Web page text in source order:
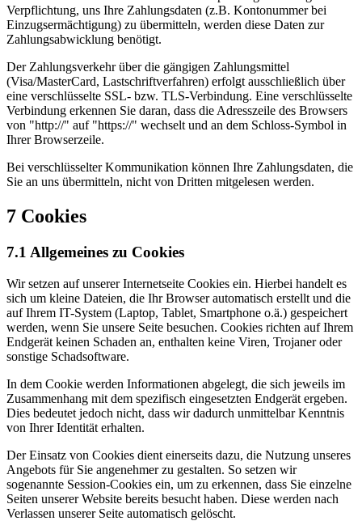
Verpflichtung, uns Ihre Zahlungsdaten (z.B. Kontonummer bei
Einzugsermächtigung) zu übermitteln, werden diese Daten zur
Zahlungsabwicklung benötigt.
Der Zahlungsverkehr über die gängigen Zahlungsmittel
(Visa/MasterCard, Lastschriftverfahren) erfolgt ausschließlich über
eine verschlüsselte SSL- bzw. TLS-Verbindung. Eine verschlüsselte
Verbindung erkennen Sie daran, dass die Adresszeile des Browsers
von "http://" auf "https://" wechselt und an dem Schloss-Symbol in
Ihrer Browserzeile.
Bei verschlüsselter Kommunikation können Ihre Zahlungsdaten, die
Sie an uns übermitteln, nicht von Dritten mitgelesen werden.
7 Cookies
7.1 Allgemeines zu Cookies
Wir setzen auf unserer Internetseite Cookies ein. Hierbei handelt es
sich um kleine Dateien, die Ihr Browser automatisch erstellt und die
auf Ihrem IT-System (Laptop, Tablet, Smartphone o.ä.) gespeichert
werden, wenn Sie unsere Seite besuchen. Cookies richten auf Ihrem
Endgerät keinen Schaden an, enthalten keine Viren, Trojaner oder
sonstige Schadsoftware.
In dem Cookie werden Informationen abgelegt, die sich jeweils im
Zusammenhang mit dem spezifisch eingesetzten Endgerät ergeben.
Dies bedeutet jedoch nicht, dass wir dadurch unmittelbar Kenntnis
von Ihrer Identität erhalten.
Der Einsatz von Cookies dient einerseits dazu, die Nutzung unseres
Angebots für Sie angenehmer zu gestalten. So setzen wir
sogenannte Session-Cookies ein, um zu erkennen, dass Sie einzelne
Seiten unserer Website bereits besucht haben. Diese werden nach
Verlassen unserer Seite automatisch gelöscht.